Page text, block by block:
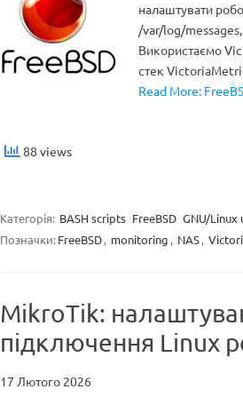
налаштувати
/var/log/messages,
Використаємо
стек
Read More:
88 views
Категорія: BASH scripts FreeBSD GNU/Linux
Позначки:FreeBSD, monitoring , NAS,
MikroTik:
підключення Linux
17 Лютого 2026